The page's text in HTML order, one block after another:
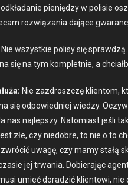
pieniędzy w polisie
rozwiąza­nia dające
Nie wszys­tkie polisy się
się na tym kom­plet­nie, a
Nie zaz­droszczę klien­tom,
się odpowied­niej wiedzy.
nas najlep­szy. Nato­mi­ast jeśli
złe, czy niedo­bre, to nie o to
uwagę, czy mamy stałą
jej trwa­nia. Dobier­a­jąc
umieć doradz­ić klien­towi,